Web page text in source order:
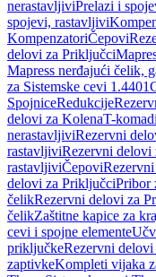
nerastavljiviPrelazi i
spojevi, rastavljivi
KompenzatoriČepovi
delovi za Priključci
Mapress nerđajući čelik,
za Sistemske cevi 1.4401
SpojniceRedukcije
delovi za KolenaT-komadi
nerastavljiviRezervni
rastavljiviRezervni delovi
rastavljiviČepovi
delovi za PriključciPribor
čelikRezervni delovi za
čelikZaštitne kapice za
cevi i spojne elemente
priključkeRezervni
zaptivkeKompleti vijaka